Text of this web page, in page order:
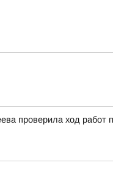
проверила ход работ